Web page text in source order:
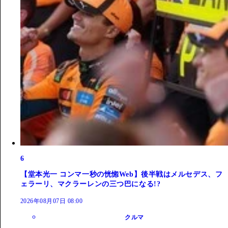
6
【堂本光一 コンマ一秒の恍惚Web】後半戦はメルセデス、フ
ェラーリ、マクラーレンの三つ巴になる!?
2026年08月07日 08:00
クルマ